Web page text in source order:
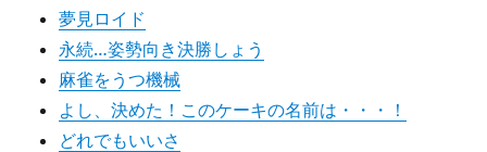
夢見ロイド
永続…姿勢向き決勝しょう
麻雀をうつ機械
よし、決めた！このケーキの名前は・・・！
どれでもいいさ